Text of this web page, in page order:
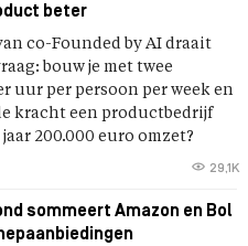
beter
co-Founded by AI draait
bouw je met twee
uur per persoon per week en
kracht een productbedrijf
200.000 euro omzet?
29,1K
sommeert Amazon en Bol